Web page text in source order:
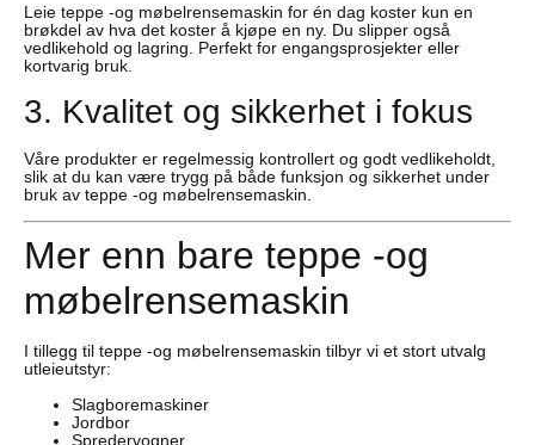
Leie teppe -og møbelrensemaskin for én dag koster kun en
brøkdel av hva det koster å kjøpe en ny. Du slipper også
vedlikehold og lagring. Perfekt for engangsprosjekter eller
kortvarig bruk.
3. Kvalitet og sikkerhet i fokus
Våre produkter er regelmessig kontrollert og godt vedlikeholdt,
slik at du kan være trygg på både funksjon og sikkerhet under
bruk av teppe -og møbelrensemaskin.
Mer enn bare teppe -og
møbelrensemaskin
I tillegg til teppe -og møbelrensemaskin tilbyr vi et stort utvalg
utleieutstyr:
Slagboremaskiner
Jordbor
Spredervogner